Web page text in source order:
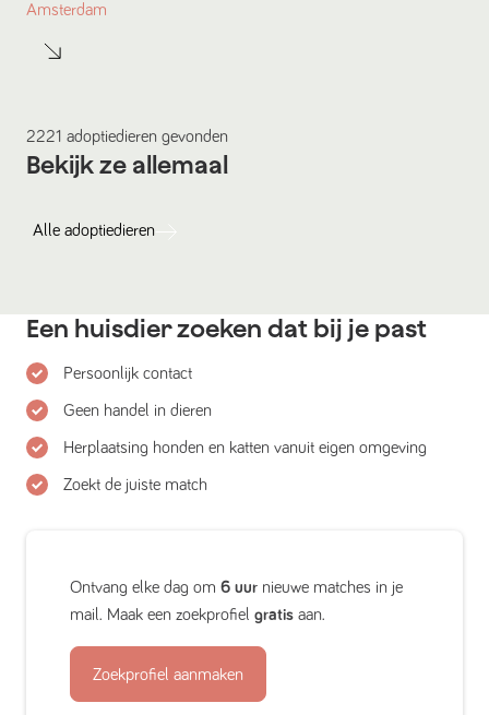
Amsterdam
2221 adoptiedieren gevonden
Bekijk ze allemaal
Alle adoptiedieren
Een huisdier zoeken dat bij je past
Persoonlijk contact
Geen handel in dieren
Herplaatsing honden en katten vanuit eigen omgeving
Zoekt de juiste match
Ontvang elke dag om 6 uur nieuwe matches in je
mail. Maak een zoekprofiel gratis aan.
Zoekprofiel aanmaken